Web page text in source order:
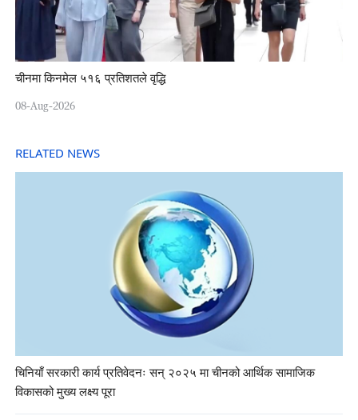
चीनमा किनमेल ५१६ प्रतिशतले वृद्धि
08-Aug-2026
RELATED NEWS
चिनियाँ सरकारी कार्य प्रतिवेदनः सन् २०२५ मा चीनको आर्थिक सामाजिक
विकासको मुख्य लक्ष्य पूरा